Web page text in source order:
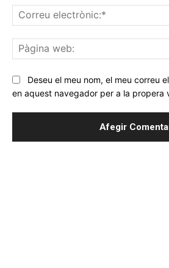
Deseu el meu nom, el meu correu
en aquest navegador per a la propera